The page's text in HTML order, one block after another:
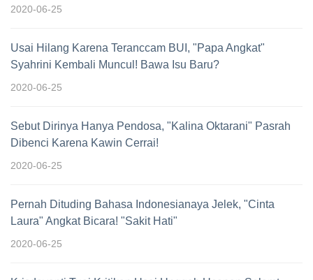
2020-06-25
Usai Hilang Karena Teranccam BUI, "Papa Angkat"
Syahrini Kembali Muncul! Bawa Isu Baru?
2020-06-25
Sebut Dirinya Hanya Pendosa, "Kalina Oktarani" Pasrah
Dibenci Karena Kawin Cerrai!
2020-06-25
Pernah Dituding Bahasa Indonesianaya Jelek, "Cinta
Laura" Angkat Bicara! "Sakit Hati"
2020-06-25